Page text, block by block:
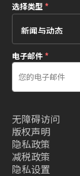
选择类型*
电子邮件*
无障碍访问
版权声明
隐私政策
减税政策
隐私设置